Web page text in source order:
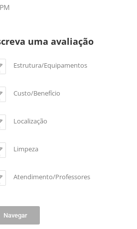
uma avaliação
Estrutura/Equipamentos
Custo/Benefício
Localização
Limpeza
Atendimento/Professores
Navegar